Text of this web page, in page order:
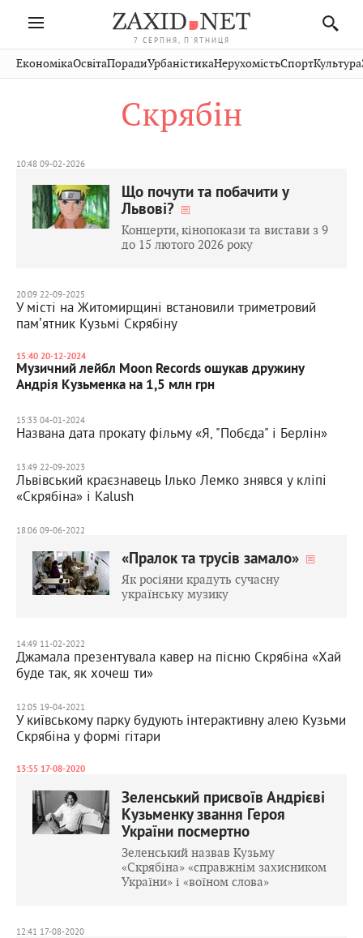
7 СЕРПНЯ, П'ЯТНИЦЯ
Івано-
Франківськ
Рівне
Чернівці
Стрий
Хмельницький
Публікації
Авто СловкоКультура
Кіно Дім
ЕкономікаОсвітаПорадиУрбаністикаНерухомістьСпортКультура
Скрябін
10:48 09-02-2026
Що почути та побачити у
Львові?
Концерти, кінопокази та вистави з 9
до 15 лютого 2026 року
20:09 22-09-2025
У місті на Житомирщині встановили триметровий
памʼятник Кузьмі Скрябіну
15:40 20-12-2024
Музичний лейбл Moon Records ошукав дружину
Андрія Кузьменка на 1,5 млн грн
15:33 04-01-2024
Названа дата прокату фільму «Я, "Побєда" і Берлін»
13:49 22-09-2023
Львівський краєзнавець Ілько Лемко знявся у кліпі
«Скрябіна» і Kalush
18:06 09-06-2022
«Пралок та трусів замало»
Як росіяни крадуть сучасну
українську музику
14:49 11-02-2022
Джамала презентувала кавер на пісню Скрябіна «Хай
буде так, як хочеш ти»
12:05 19-04-2021
У київському парку будують інтерактивну алею Кузьми
Скрябіна у формі гітари
13:55 17-08-2020
Зеленський присвоїв Андрієві
Кузьменку звання Героя
України посмертно
Зеленський назвав Кузьму
«Скрябіна» «справжнім захисником
України» і «воїном слова»
12:41 17-08-2020